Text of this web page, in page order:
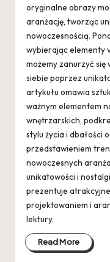
oryginalne obrazy
aranżację, tworząc
nowoczesnością.
wybierając elementy
możemy zanurzyć
siebie poprzez
artykułu omawia
ważnym elementem
wnętrzarskich,
stylu życia i dbałości
przedstawieniem
nowoczesnych
unikatowości i
prezentuje
projektowaniem i
lektury.
Read More